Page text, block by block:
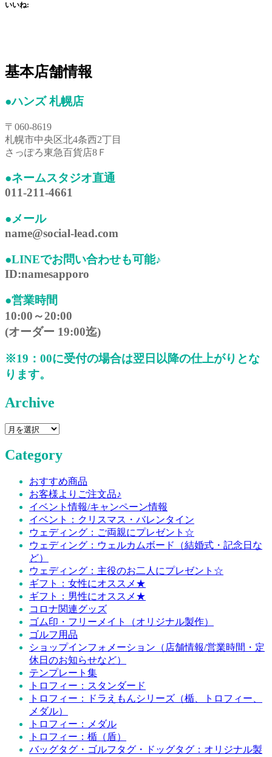
いいね:
基本店舗情報
●ハンズ 札幌店
〒060-8619
札幌市中央区北4条西2丁目
さっぽろ東急百貨店8Ｆ
●ネームスタジオ直通
011-211-4661
●メール
name@social-lead.com
●LINEでお問い合わせも可能♪
ID:namesapporo
●営業時間
10:00～20:00
(オーダー 19:00迄)
※19：00に受付の場合は翌日以降の仕上がりとな
ります。
Archive
Category
おすすめ商品
お客様よりご注文品♪
イベント情報/キャンペーン情報
イベント：クリスマス・バレンタイン
ウェディング：ご両親にプレゼント☆
ウェディング：ウェルカムボード（結婚式・記念日な
ど）
ウェディング：主役のお二人にプレゼント☆
ギフト：女性にオススメ★
ギフト：男性にオススメ★
コロナ関連グッズ
ゴム印・フリーメイト（オリジナル製作）
ゴルフ用品
ショップインフォメーション（店舗情報/営業時間・定
休日のお知らせなど）
テンプレート集
トロフィー：スタンダード
トロフィー：ドラえもんシリーズ（楯、トロフィー、
メダル）
トロフィー：メダル
トロフィー：楯（盾）
バッグタグ・ゴルフタグ・ドッグタグ：オリジナル製